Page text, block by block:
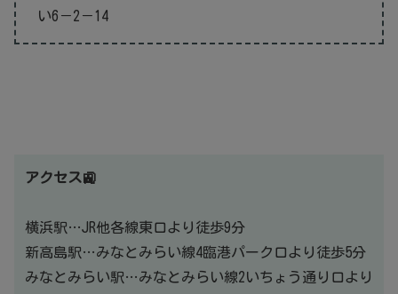
い6－2－14
アクセス🚉
横浜駅…JR他各線東口より徒歩9分
新高島駅…みなとみらい線4臨港パーク口より徒歩5分
みなとみらい駅…みなとみらい線2いちょう通り口より